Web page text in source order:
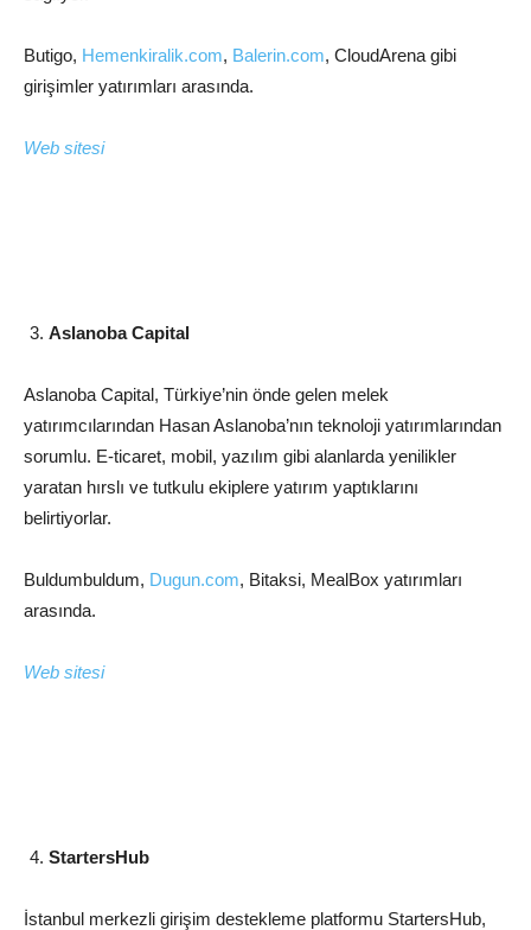
Butigo, Hemenkiralik.com, Balerin.com, CloudArena gibi
girişimler yatırımları arasında.
Web sitesi
Aslanoba Capital
Aslanoba Capital, Türkiye’nin önde gelen melek
yatırımcılarından Hasan Aslanoba’nın teknoloji yatırımlarından
sorumlu. E-ticaret, mobil, yazılım gibi alanlarda yenilikler
yaratan hırslı ve tutkulu ekiplere yatırım yaptıklarını
belirtiyorlar.
Buldumbuldum, Dugun.com, Bitaksi, MealBox yatırımları
arasında.
Web sitesi
StartersHub
İstanbul merkezli girişim destekleme platformu StartersHub,